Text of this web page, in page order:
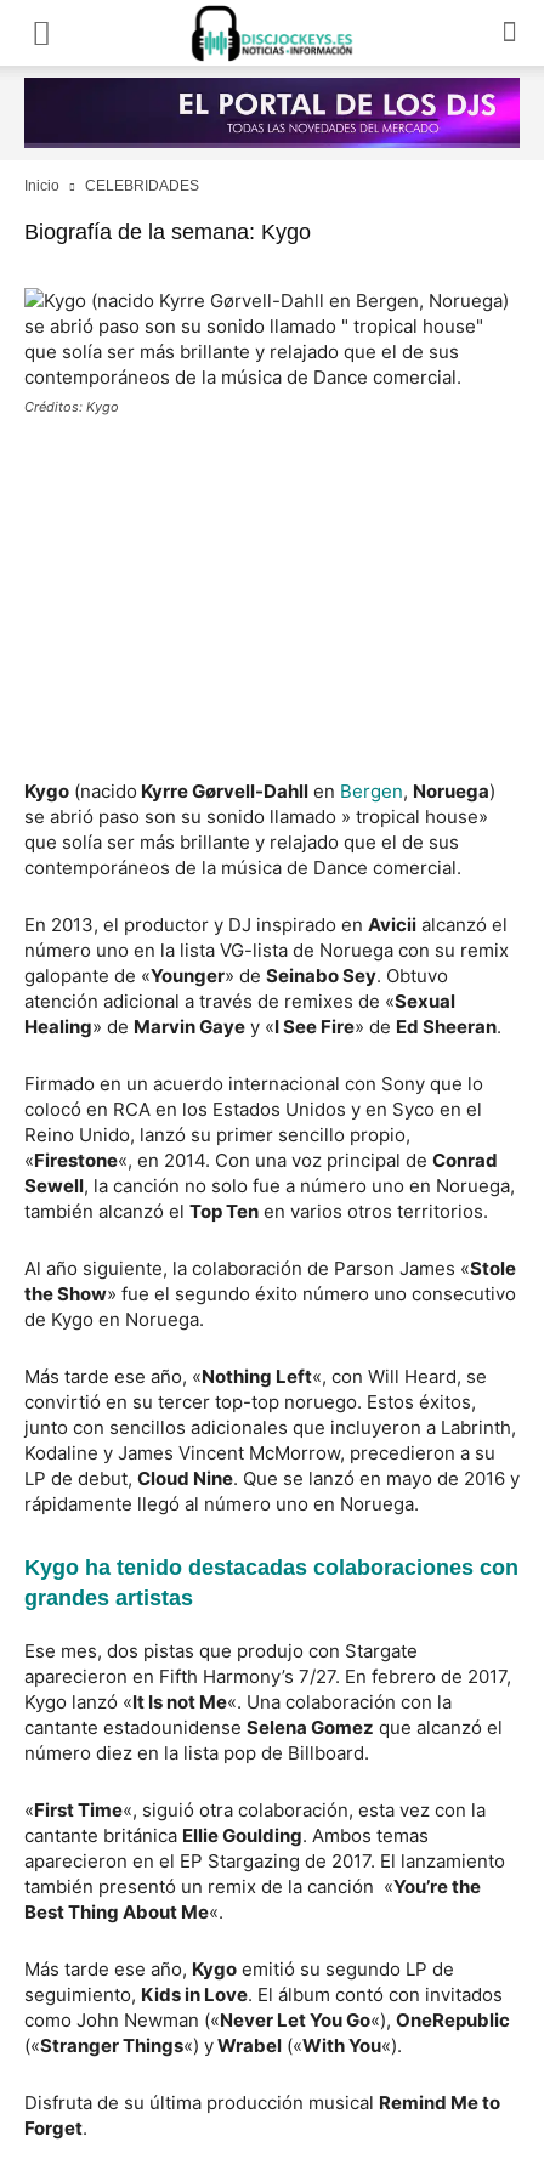
Inicio CELEBRIDADES
Biografía de la semana: Kygo
Créditos: Kygo
Kygo (nacido Kyrre Gørvell-Dahll en Bergen, Noruega)
se abrió paso son su sonido llamado » tropical house»
que solía ser más brillante y relajado que el de sus
contemporáneos de la música de Dance comercial.
En 2013, el productor y DJ inspirado en Avicii alcanzó el
número uno en la lista VG-lista de Noruega con su remix
galopante de «Younger» de Seinabo Sey. Obtuvo
atención adicional a través de remixes de «Sexual
Healing» de Marvin Gaye y «I See Fire» de Ed Sheeran.
Firmado en un acuerdo internacional con Sony que lo
colocó en RCA en los Estados Unidos y en Syco en el
Reino Unido, lanzó su primer sencillo propio,
«Firestone«, en 2014. Con una voz principal de Conrad
Sewell, la canción no solo fue a número uno en Noruega,
también alcanzó el Top Ten en varios otros territorios.
Al año siguiente, la colaboración de Parson James «Stole
the Show» fue el segundo éxito número uno consecutivo
de Kygo en Noruega.
Más tarde ese año, «Nothing Left«, con Will Heard, se
convirtió en su tercer top-top noruego. Estos éxitos,
junto con sencillos adicionales que incluyeron a Labrinth,
Kodaline y James Vincent McMorrow, precedieron a su
LP de debut, Cloud Nine. Que se lanzó en mayo de 2016 y
rápidamente llegó al número uno en Noruega.
Kygo ha tenido destacadas colaboraciones con
grandes artistas
Ese mes, dos pistas que produjo con Stargate
aparecieron en Fifth Harmony’s 7/27. En febrero de 2017,
Kygo lanzó «It Is not Me«. Una colaboración con la
cantante estadounidense Selena Gomez que alcanzó el
número diez en la lista pop de Billboard.
«First Time«, siguió otra colaboración, esta vez con la
cantante británica Ellie Goulding. Ambos temas
aparecieron en el EP Stargazing de 2017. El lanzamiento
también presentó un remix de la canción «You’re the
Best Thing About Me«.
Más tarde ese año, Kygo emitió su segundo LP de
seguimiento, Kids in Love. El álbum contó con invitados
como John Newman («Never Let You Go«), OneRepublic
(«Stranger Things«) yWrabel («With You«).
Disfruta de su última producción musical Remind Me to
Forget.